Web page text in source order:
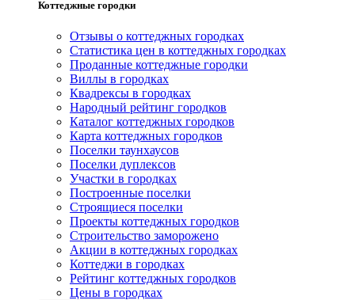
Коттеджные городки
Отзывы о коттеджных городках
Статистика цен в коттеджных городках
Проданные коттеджные городки
Виллы в городках
Квадрексы в городках
Народный рейтинг городков
Каталог коттеджных городков
Карта коттеджных городков
Поселки таунхаусов
Поселки дуплексов
Участки в городках
Построенные поселки
Строящиеся поселки
Проекты коттеджных городков
Строительство заморожено
Акции в коттеджных городках
Коттеджи в городках
Рейтинг коттеджных городков
Цены в городках